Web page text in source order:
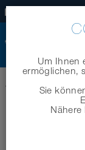
PROTAPE® PVC
Um Ihnen
ermöglichen,
Sie
Nähere